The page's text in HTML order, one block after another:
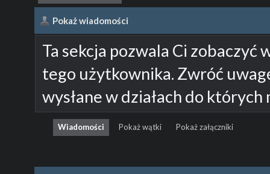
Pokaż wiadomości
Ta sekcja pozwala Ci zobaczyć
tego użytkownika. Zwróć
wysłane w działach do
Wiadomości Pokaż wątki Pokaż załączniki